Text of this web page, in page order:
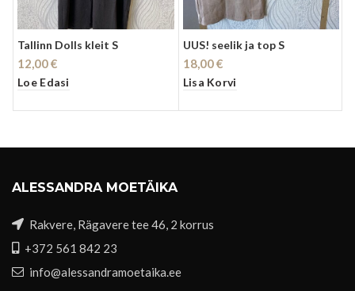
Tallinn Dolls kleit S
12,00€
Loe Edasi
UUS! seelik ja top S
18,00€
Lisa Korvi
ALESSANDRA MOETÄIKA
Rakvere, Rägavere tee 46, 2 korrus
+372 561 842 23
info@alessandramoetaika.ee